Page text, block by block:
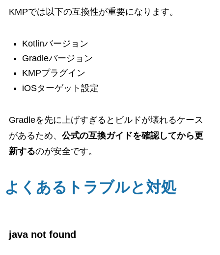
KMPでは以下の互換性が重要になります。
Kotlinバージョン
Gradleバージョン
KMPプラグイン
iOSターゲット設定
Gradleを先に上げすぎるとビルドが壊れるケース
があるため、 公式の互換ガイドを確認してから更
新するのが安全です。
よくあるトラブルと対処
java not found